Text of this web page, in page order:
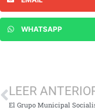
WHATSAPP
LEER